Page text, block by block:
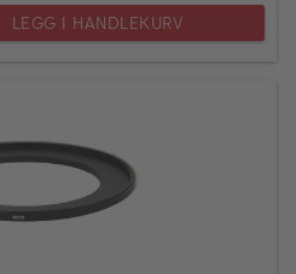
LEGG I HANDLEKURV